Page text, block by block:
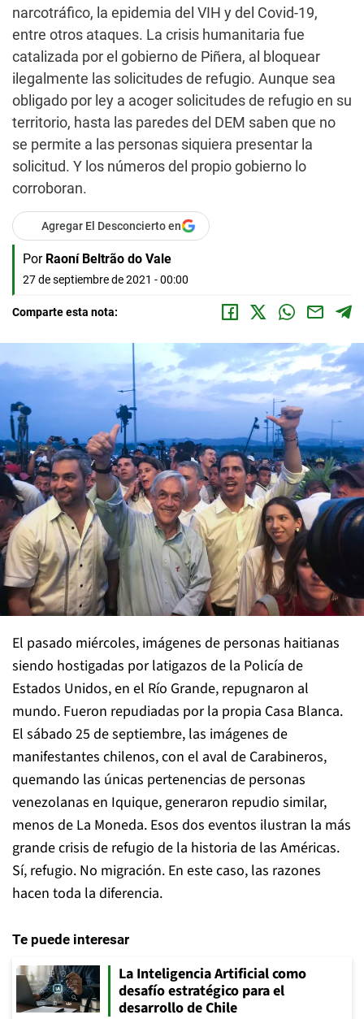
narcotráfico, la epidemia del VIH y del Covid-19,
entre otros ataques. La crisis humanitaria fue
catalizada por el gobierno de Piñera, al bloquear
ilegalmente las solicitudes de refugio. Aunque sea
obligado por ley a acoger solicitudes de refugio en su
territorio, hasta las paredes del DEM saben que no
se permite a las personas siquiera presentar la
solicitud. Y los números del propio gobierno lo
corroboran.
Agregar El Desconcierto en
Por Raoní Beltrão do Vale
27 de septiembre de 2021 - 00:00
Comparte esta nota:
El pasado miércoles, imágenes de personas haitianas
siendo hostigadas por latigazos de la Policía de
Estados Unidos, en el Río Grande, repugnaron al
mundo. Fueron repudiadas por la propia Casa Blanca.
El sábado 25 de septiembre, las imágenes de
manifestantes chilenos, con el aval de Carabineros,
quemando las únicas pertenencias de personas
venezolanas en Iquique, generaron repudio similar,
menos de La Moneda. Esos dos eventos ilustran la más
grande crisis de refugio de la historia de las Américas.
Sí, refugio. No migración. En este caso, las razones
hacen toda la diferencia.
Te puede interesar
La Inteligencia Artificial como
desafío estratégico para el
desarrollo de Chile